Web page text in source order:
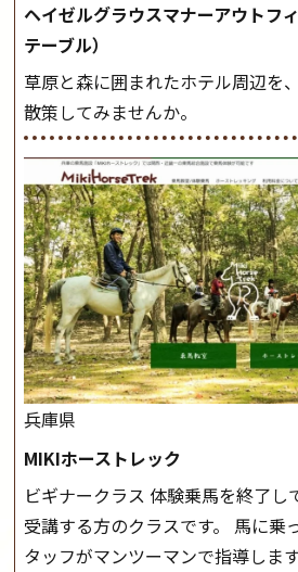
ヘイゼルグラウスマナーアウトフ
テーブル）
草原と森に囲まれたホテル周辺を
散策してみませんか。
兵庫県
MIKIホーストレック
ビギナークラス 体験乗馬を終了し
受講する方のクラスです。 馬に乗
タッフがマンツーマンで指導しま